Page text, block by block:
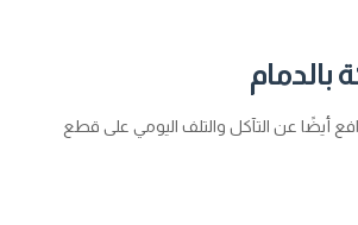
بالدمام
أيضًا عن التآكل والتلف اليومي على قطع